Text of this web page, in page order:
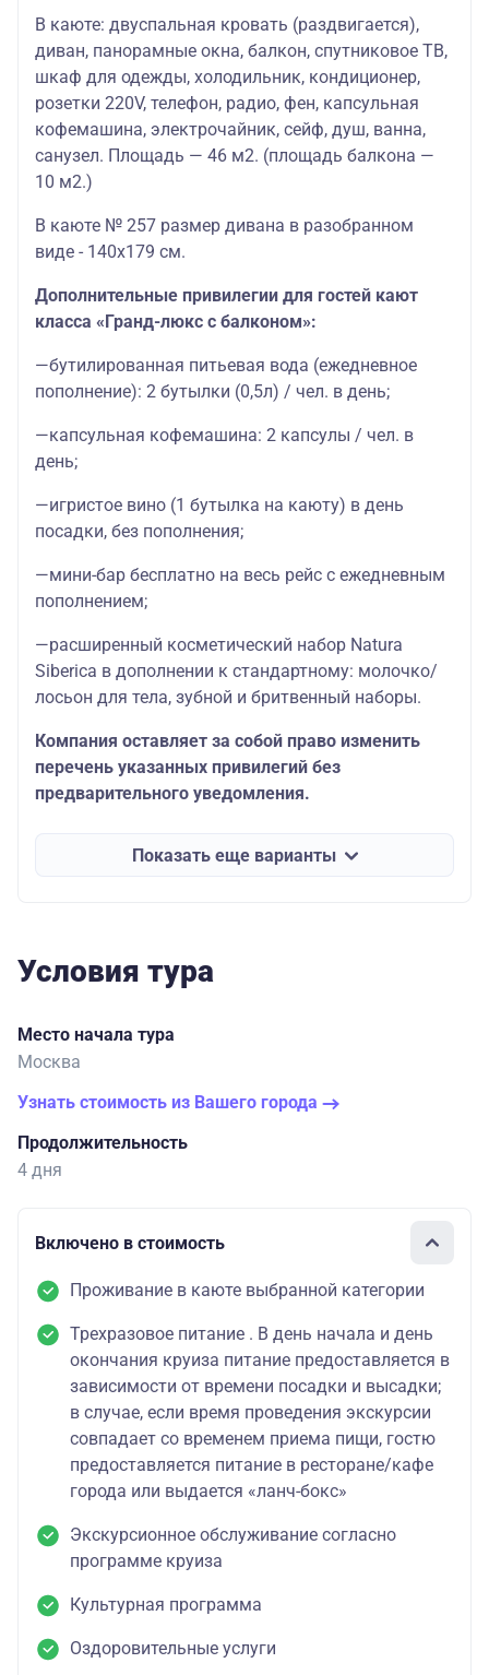
В каюте: двуспальная кровать (раздвигается),
диван, панорамные окна, балкон, спутниковое ТВ,
шкаф для одежды, холодильник, кондиционер,
розетки 220V, телефон, радио, фен, капсульная
кофемашина, электрочайник, cейф, душ, ванна,
санузел. Площадь — 46 м2. (площадь балкона —
10 м2.)
В каюте № 257 размер дивана в разобранном
виде - 140х179 см.
Дополнительные привилегии для гостей кают
класса «Гранд-люкс с балконом»:
—бутилированная питьевая вода (ежедневное
пополнение): 2 бутылки (0,5л) / чел. в день;
—капсульная кофемашина: 2 капсулы / чел. в
день;
—игристое вино (1 бутылка на каюту) в день
посадки, без пополнения;
—мини-бар бесплатно на весь рейс с ежедневным
пополнением;
—расширенный косметический набор Natura
Siberica в дополнении к стандартному: молочко/
лосьон для тела, зубной и бритвенный наборы.
Компания оставляет за собой право изменить
перечень указанных привилегий без
предварительного уведомления.
Показать еще варианты
Условия тура
Место начала тура
Москва
Узнать стоимость из Вашего города
Продолжительность
4 дня
Включено в стоимость
Проживание в каюте выбранной категории
Трехразовое питание . В день начала и день
окончания круиза питание предоставляется в
зависимости от времени посадки и высадки;
в случае, если время проведения экскурсии
совпадает со временем приема пищи, гостю
предоставляется питание в ресторане/кафе
города или выдается «ланч-бокс»
Экскурсионное обслуживание согласно
программе круиза
Культурная программа
Оздоровительные услуги